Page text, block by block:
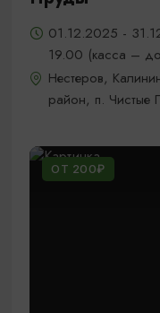
01.12.2025 -
19.00 (касса –
Нестеров,
район, п. Чистые
ОТ 200₽